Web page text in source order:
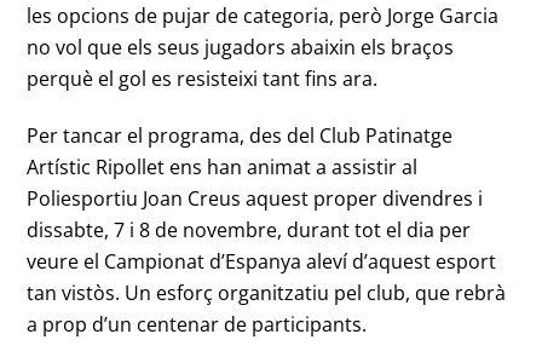
les opcions de pujar de categoria, però Jorge Garcia
no vol que els seus jugadors abaixin els braços
perquè el gol es resisteixi tant fins ara.
Per tancar el programa, des del Club Patinatge
Artístic Ripollet ens han animat a assistir al
Poliesportiu Joan Creus aquest proper divendres i
dissabte, 7 i 8 de novembre, durant tot el dia per
veure el Campionat d’Espanya aleví d’aquest esport
tan vistòs. Un esforç organitzatiu pel club, que rebrà
a prop d’un centenar de participants.